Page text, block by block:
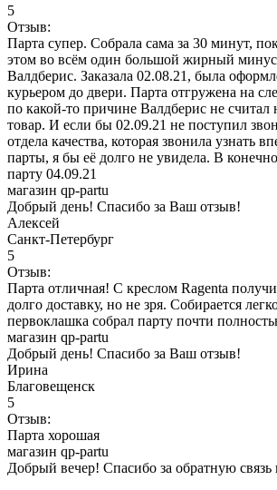
5
Отзыв:
Парта супер. Собрала сама за 30 минут,
этом во всём один большой жирный минус
Валдберис. Заказала 02.08.21, была
курьером до двери. Парта отгружена на
по какой-то причине Валдберис не
товар. И если бы 02.09.21 не поступил
отдела качества, которая звонила узнать
парты, я бы её долго не увидела. В
парту 04.09.21
магазин qp-partu
Добрый день! Спасибо за Ваш отзыв!
Алексей
Санкт-Петербург
5
Отзыв:
Парта отличная! С креслом Ragenta
долго доставку, но не зря. Собирается
первоклашка собрал парту почти
магазин qp-partu
Добрый день! Спасибо за Ваш отзыв!
Ирина
Благовещенск
5
Отзыв:
Парта хорошая
магазин qp-partu
Добрый вечер! Спасибо за обратную